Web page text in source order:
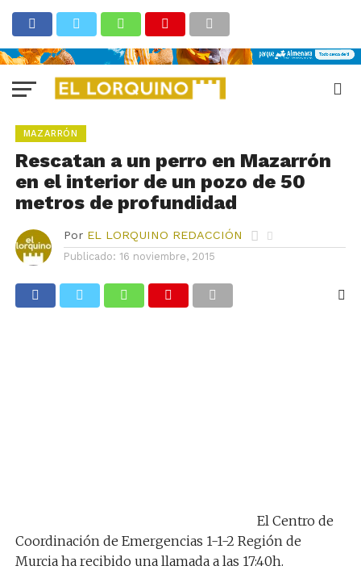
MAZARRÓN
Rescatan a un perro en Mazarrón
en el interior de un pozo de 50
metros de profundidad
Por EL LORQUINO REDACCIÓN
Publicado: 16 noviembre, 2015
El Centro de
Coordinación de Emergencias 1-1-2 Región de
Murcia ha recibido una llamada a las 17:40h.